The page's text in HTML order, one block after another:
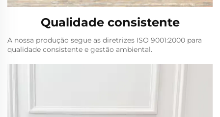
Qualidade consistente
A nossa produção segue as diretrizes ISO 9001:2000 para
qualidade consistente e gestão ambiental.